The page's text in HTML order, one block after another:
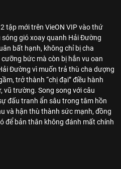
tập mới trên VieON VIP vào thứ
sóng gió xoay quanh Hải Đường
bất hạnh, không chỉ bị cha
bức mà còn bị hắn vu oan
Đường vì muốn trả thù cha dượng
trở thành “chị đại” điều hành
vũ trường. Song song với câu
đấu tranh ẩn sâu trong tâm hồn
và hận thù thành sức mạnh, đồng
để bản thân không đánh mất chính